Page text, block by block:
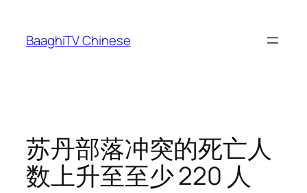
content
BaaghiTV Chinese
苏丹部落冲突的死亡人
数上升至至少 220 人